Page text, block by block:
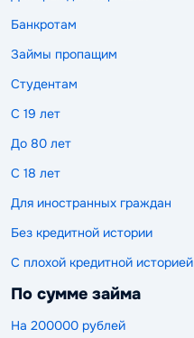
Банкротам
Займы пропащим
Студентам
С 19 лет
До 80 лет
С 18 лет
Для иностранных граждан
Без кредитной истории
С плохой кредитной историей
По сумме займа
На 200000 рублей